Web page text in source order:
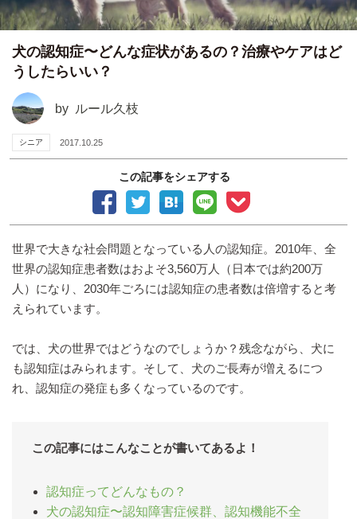
犬の認知症〜どんな症状があるの？治療やケアはど
うしたらいい？
by ルール久枝
シニア 2017.10.25
この記事をシェアする
世界で大きな社会問題となっている人の認知症。2010年、全
世界の認知症患者数はおよそ3,560万人（日本では約200万
人）になり、2030年ごろには認知症の患者数は倍増すると考
えられています。
では、犬の世界ではどうなのでしょうか？残念ながら、犬に
も認知症はみられます。そして、犬のご長寿が増えるにつ
れ、認知症の発症も多くなっているのです。
この記事にはこんなことが書いてあるよ！
認知症ってどんなもの？
犬の認知症〜認知障害症候群、認知機能不全